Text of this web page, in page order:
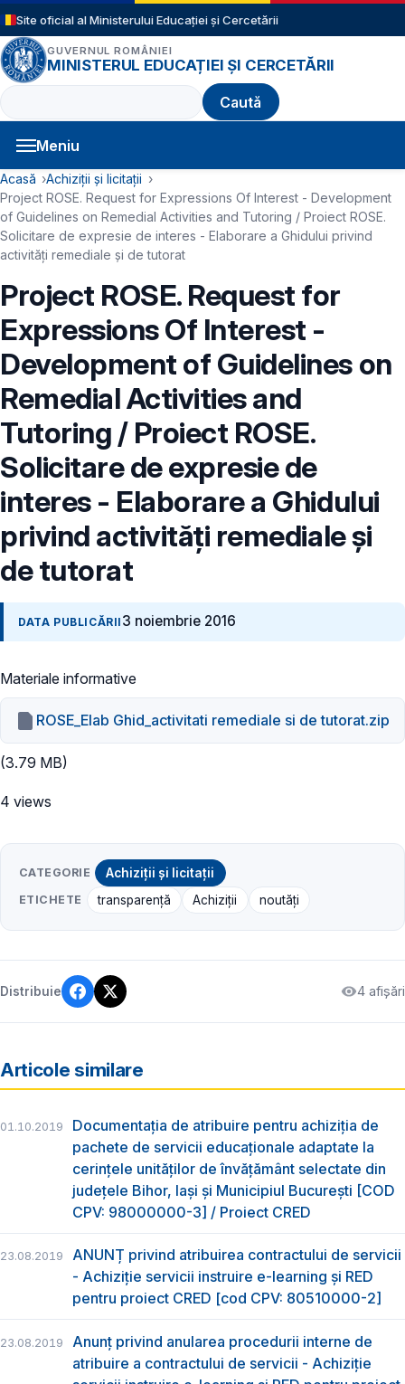
Sari la conținutul principal
Site oficial al Ministerului Educației și Cercetării
GUVERNUL ROMÂNIEI
MINISTERUL EDUCAȚIEI ȘI CERCETĂRII
Caută
Meniu
Navigație principală
Cale de navigare
Acasă
Achiziții și licitații
Project ROSE. Request for Expressions Of Interest - Development
of Guidelines on Remedial Activities and Tutoring / Proiect ROSE.
Solicitare de expresie de interes - Elaborare a Ghidului privind
activități remediale și de tutorat
Project ROSE. Request for
Expressions Of Interest -
Development of Guidelines on
Remedial Activities and
Tutoring / Proiect ROSE.
Solicitare de expresie de
interes - Elaborare a Ghidului
privind activități remediale și
de tutorat
DATA PUBLICĂRII 3 noiembrie 2016
Materiale informative
ROSE_Elab Ghid_activitati remediale si de tutorat.zip
(3.79 MB)
4 views
CATEGORIE Achiziții și licitații
ETICHETE transparență Achiziții noutăți
Distribuie 4 afișări
Articole similare
01.10.2019
Documentația de atribuire pentru achiziția de
pachete de servicii educaționale adaptate la
cerințele unităților de învățământ selectate din
județele Bihor, Iași și Municipiul București [COD
CPV: 98000000-3] / Proiect CRED
23.08.2019
ANUNȚ privind atribuirea contractului de servicii
- Achiziție servicii instruire e-learning și RED
pentru proiect CRED [cod CPV: 80510000-2]
23.08.2019
Anunț privind anularea procedurii interne de
atribuire a contractului de servicii - Achiziție